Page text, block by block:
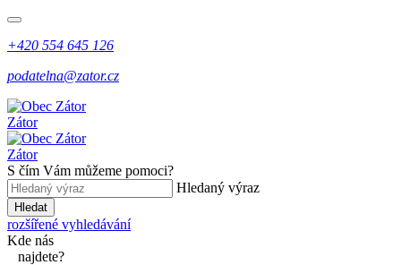
+420 554 645 126
podatelna@zator.cz
Zátor
Zátor
S čím Vám můžeme pomoci?
Hledaný výraz
Hledat
rozšířené vyhledávání
Kde nás
najdete?